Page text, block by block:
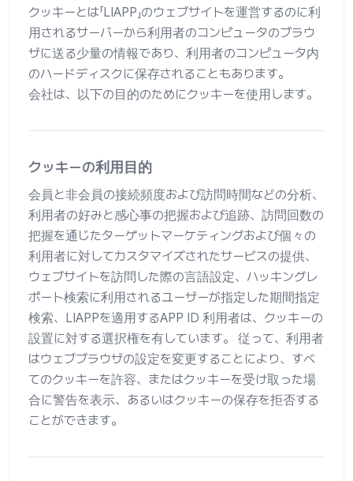
クッキーとは「LIAPP」のウェブサイトを運営するのに利
用されるサーバーから利用者のコンピュータのブラウ
ザに送る少量の情報であり、利用者のコンピュータ内
のハードディスクに保存されることもあります。
会社は、以下の目的のためにクッキーを使用します。
クッキーの利用目的
会員と非会員の接続頻度および訪問時間などの分析、
利用者の好みと感心事の把握および追跡、訪問回数の
把握を通じたターゲットマーケティングおよび個々の
利用者に対してカスタマイズされたサービスの提供、
ウェブサイトを訪問した際の言語設定、ハッキングレ
ポート検索に利用されるユーザーが指定した期間指定
検索、LIAPPを適用するAPP ID 利用者は、クッキーの
設置に対する選択権を有しています。 従って、利用者
はウェブブラウザの設定を変更することにより、すべ
てのクッキーを許容、またはクッキーを受け取った場
合に警告を表示、あるいはクッキーの保存を拒否する
ことができます。